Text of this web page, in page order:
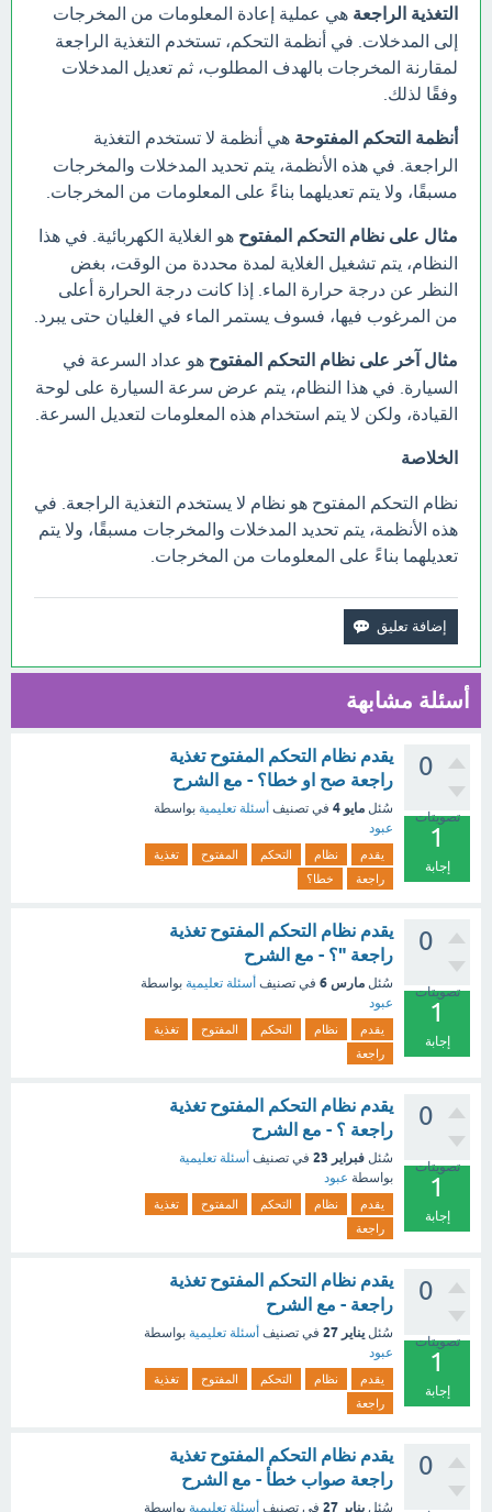
التغذية الراجعة هي عملية إعادة المعلومات من المخرجات
إلى المدخلات. في أنظمة التحكم، تستخدم التغذية الراجعة
لمقارنة المخرجات بالهدف المطلوب، ثم تعديل المدخلات
وفقًا لذلك.
أنظمة التحكم المفتوحة هي أنظمة لا تستخدم التغذية
الراجعة. في هذه الأنظمة، يتم تحديد المدخلات والمخرجات
مسبقًا، ولا يتم تعديلهما بناءً على المعلومات من المخرجات.
مثال على نظام التحكم المفتوح هو الغلاية الكهربائية. في هذا
النظام، يتم تشغيل الغلاية لمدة محددة من الوقت، بغض
النظر عن درجة حرارة الماء. إذا كانت درجة الحرارة أعلى
من المرغوب فيها، فسوف يستمر الماء في الغليان حتى يبرد.
مثال آخر على نظام التحكم المفتوح هو عداد السرعة في
السيارة. في هذا النظام، يتم عرض سرعة السيارة على لوحة
القيادة، ولكن لا يتم استخدام هذه المعلومات لتعديل السرعة.
الخلاصة
نظام التحكم المفتوح هو نظام لا يستخدم التغذية الراجعة. في
هذه الأنظمة، يتم تحديد المدخلات والمخرجات مسبقًا، ولا يتم
تعديلهما بناءً على المعلومات من المخرجات.
أسئلة مشابهة
0
تصويتات
1
إجابة
يقدم نظام التحكم المفتوح تغذية
راجعة صح او خطا؟ - مع الشرح
سُئل مايو 4 في تصنيف أسئلة تعليمية بواسطة
عبود
يقدم نظام التحكم المفتوح
تغذية
راجعة
خطا؟
0
تصويتات
1
إجابة
يقدم نظام التحكم المفتوح تغذية
راجعة "؟ - مع الشرح
سُئل مارس 6 في تصنيف أسئلة تعليمية بواسطة
عبود
يقدم نظام التحكم المفتوح
تغذية
راجعة
0
تصويتات
1
إجابة
يقدم نظام التحكم المفتوح تغذية
راجعة ؟ - مع الشرح
سُئل فبراير 23 في تصنيف أسئلة تعليمية
بواسطة عبود
يقدم نظام التحكم المفتوح
تغذية
راجعة
0
تصويتات
1
إجابة
يقدم نظام التحكم المفتوح تغذية
راجعة - مع الشرح
سُئل يناير 27 في تصنيف أسئلة تعليمية بواسطة
عبود
يقدم نظام التحكم المفتوح
تغذية
راجعة
0
يقدم نظام التحكم المفتوح تغذية
راجعة صواب خطأ - مع الشرح
سُئل يناير 27 في تصنيف أسئلة تعليمية بواسطة